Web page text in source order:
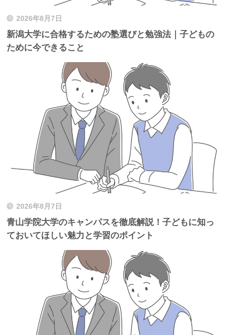
2026年8月7日
新潟大学に合格するための塾選びと勉強法｜子どもの
ために今できること
2026年8月7日
青山学院大学のキャンパスを徹底解説！子どもに知っ
ておいてほしい魅力と学習のポイント